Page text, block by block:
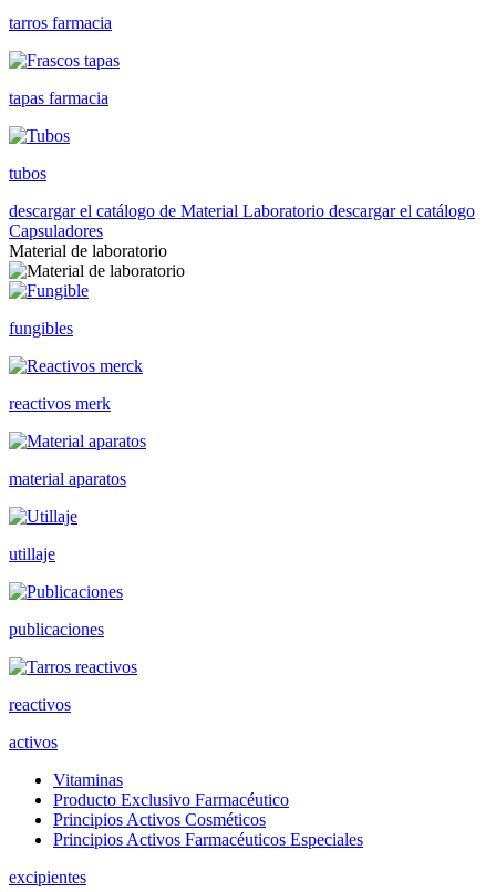
tarros farmacia
tapas farmacia
tubos
descargar el catálogo de Material Laboratorio descargar el catálogo
Capsuladores
Material de laboratorio
fungibles
reactivos merk
material aparatos
utillaje
publicaciones
reactivos
activos
Vitaminas
Producto Exclusivo Farmacéutico
Principios Activos Cosméticos
Principios Activos Farmacéuticos Especiales
excipientes